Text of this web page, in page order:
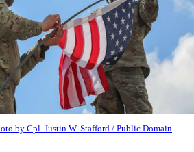
by Cpl. Justin W. Stafford / Public Domain